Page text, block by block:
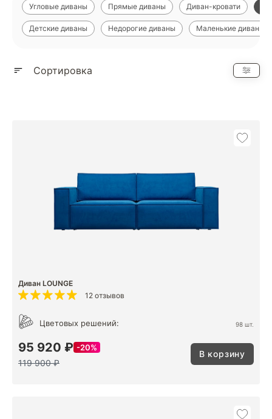
Угловые диваны Прямые диваны Диван-кровати
Детские диваны Недорогие диваны Маленькие диваны
Сортировка
Диван LOUNGE
12 отзывов
Цветовых решений: 98 шт.
95 920 ₽ 20%
119 900 ₽
В корзину